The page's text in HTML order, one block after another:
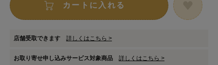
カートに入れる
店舗受取できます 詳しくはこちら >
お取り寄せ申し込みサービス対象商品 詳しくはこちら >